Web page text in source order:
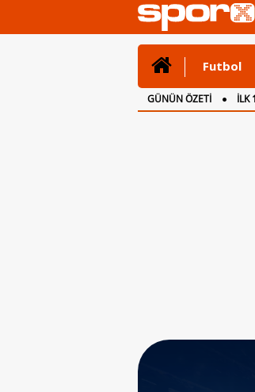
Futbol
GÜNÜN ÖZETİ İLK
CANLI ANLATIM